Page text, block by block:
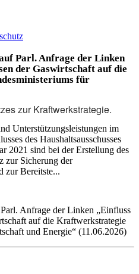
Parl. Anfrage der Linken
der Gaswirtschaft auf die
für
zur Kraftwerkstrategie.
Unterstützungsleistungen im
des Haushaltsausschusses
2021 sind bei der Erstellung des
zur Sicherung der
zur Bereitste...
Anfrage der Linken „Einfluss
auf die Kraftwerkstrategie
und Energie“ (11.06.2026)